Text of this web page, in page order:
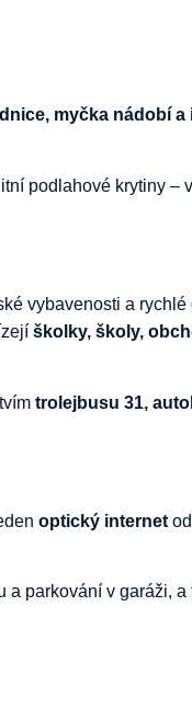
myčka nádobí a
podlahové krytiny – v
vybavenosti a rychlé
školky, školy,
trolejbusu 31,
optický internet od
a parkování v garáži, a